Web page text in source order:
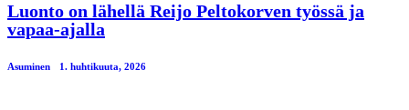
Luonto on lähellä Reijo Peltokorven työssä ja
vapaa-ajalla
Asuminen 1. huhtikuuta, 2026